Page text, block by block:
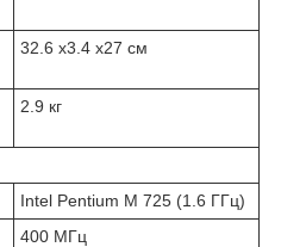
32.6 x3.4 x27 см
2.9 кг
Intel Pentium M 725 (1.6 ГГц)
400 МГц